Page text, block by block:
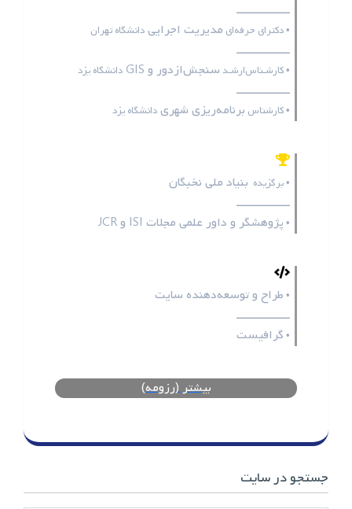
ـــــــــــــــــ
• دکترای حرفه‌ای مدیریت اجرایی دانشگاه تهران
ـــــــــــــــــ
• کارشـناس‌ارشـد سنجش‌ازدور و GIS دانشگاه یزد
ـــــــــــــــــ
• کارشناس برنامه‌ریزی شهری دانشگاه یزد
• برگزیده بنیاد ملی نخبگان
ـــــــــــــــــ
• پژوهشگر و داور علمی مجلات ISI وJCR
• طراح و توسعه‌دهنده سایت
ـــــــــــــــــ
• گرافیست
بیشتر (رزومه)
جستجو در سایت